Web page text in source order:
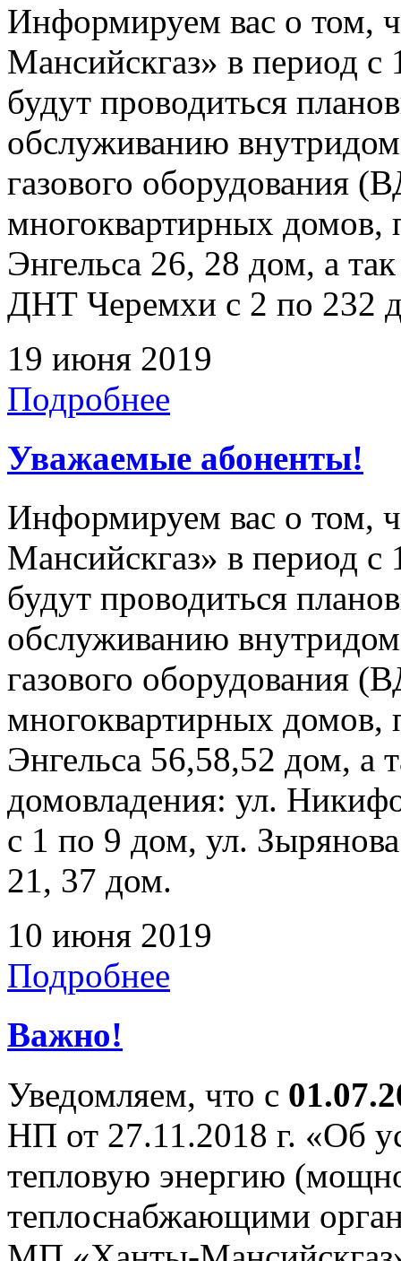
Информируем вас о том,
Мансийскгаз» в период с
будут проводиться
обслуживанию
газового
многоквартирных
Энгельса 26, 28 дом, а
ДНТ Черемхи с 2 по 232
19 июня 2019
Подробнее
Уважаемые абоненты!
Информируем вас о том,
Мансийскгаз» в период с
будут проводиться
обслуживанию
газового
многоквартирных
Энгельса 56,58,52 дом, а
домовладения: ул.
с 1 по 9 дом, ул.
21, 37 дом.
10 июня 2019
Подробнее
Важно!
Уведомляем, что с
НП от 27.11.2018 г. «Об
тепловую энергию
теплоснабжающими